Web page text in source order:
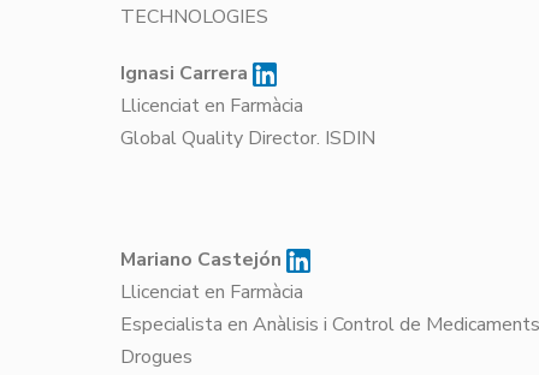
TECHNOLOGIES
Ignasi Carrera
Llicenciat en Farmàcia
Global Quality Director.
Mariano Castejón
Llicenciat en Farmàcia
Especialista en Anàlisis i Control de
Drogues